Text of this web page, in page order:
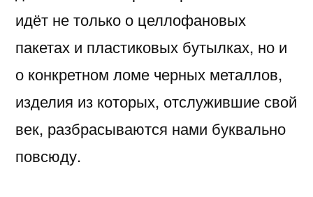
идёт не только о целлофановых
пакетах и пластиковых бутылках, но и
о конкретном ломе черных металлов,
изделия из которых, отслужившие свой
век, разбрасываются нами буквально
повсюду.